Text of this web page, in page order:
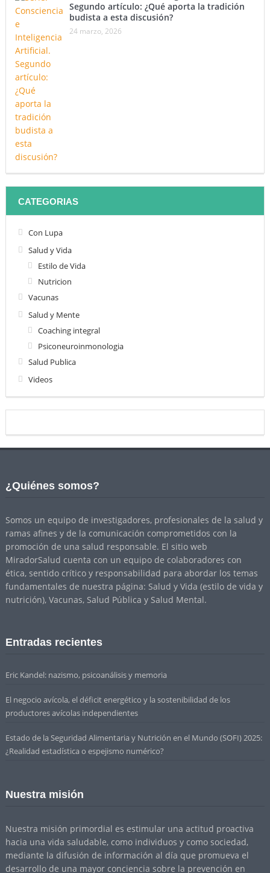
Segundo artículo: ¿Qué aporta la tradición
budista a esta discusión?
24 marzo, 2026
CATEGORIAS
Con Lupa
Salud y Vida
Estilo de Vida
Nutricion
Vacunas
Salud y Mente
Coaching integral
Psiconeuroinmonologia
Salud Publica
Videos
¿Quiénes somos?
Somos un equipo de investigadores, profesionales de la salud y
ramas afines y de la comunicación comprometidos con la
promoción de una salud responsable. El sitio web
MiradorSalud cuenta con un equipo de colaboradores con
ética, sentido crítico y responsabilidad para abordar los temas
fundamentales de nuestra página: Salud y Vida (estilo de vida y
nutrición), Vacunas, Salud Pública y Salud Mental.
Entradas recientes
Eric Kandel: nazismo, psicoanálisis y memoria
El negocio avícola, el déficit energético y la sostenibilidad de los
productores avícolas independientes
Estado de la Seguridad Alimentaria y Nutrición en el Mundo (SOFI) 2025:
¿Realidad estadística o espejismo numérico?
Nuestra misión
Nuestra misión primordial es estimular una actitud proactiva
hacia una vida saludable, como individuos y como sociedad,
mediante la difusión de información al día que promueva el
desarrollo de una mayor conciencia sobre la prevención en